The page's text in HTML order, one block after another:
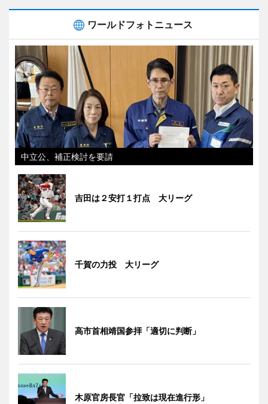
ワールドフォトニュース
中立公、補正検討を要請
吉田は２安打１打点 大リーグ
千賀の力投 大リーグ
高市首相靖国参拝「適切に判断」
木原官房長官「拉致は現在進行形」